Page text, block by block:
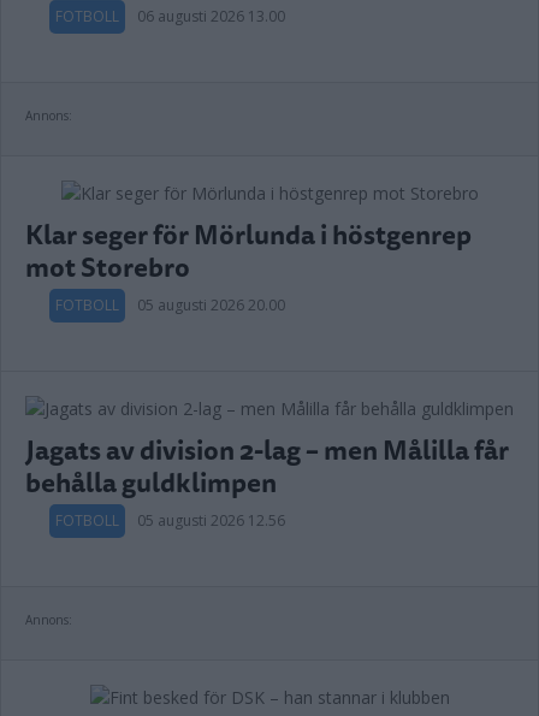
FOTBOLL 06 augusti 2026 13.00
Annons:
Klar seger för Mörlunda i höstgenrep
mot Storebro
FOTBOLL 05 augusti 2026 20.00
Jagats av division 2-lag – men Målilla får
behålla guldklimpen
FOTBOLL 05 augusti 2026 12.56
Annons: